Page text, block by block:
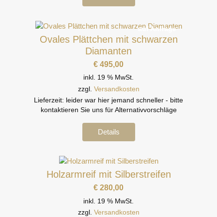
auf Anfrage
Ovales Plättchen mit schwarzen
Diamanten
€ 495,00
inkl. 19 % MwSt.
zzgl. Versandkosten
Lieferzeit: leider war hier jemand schneller - bitte
kontaktieren Sie uns für Alternativvorschläge
Details
Holzarmreif mit Silberstreifen
€ 280,00
inkl. 19 % MwSt.
zzgl. Versandkosten